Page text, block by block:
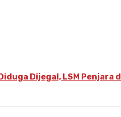
Dijegal, LSM Penjara